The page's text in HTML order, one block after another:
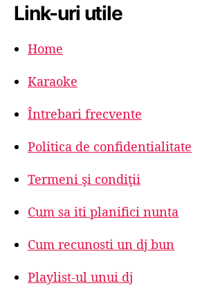
Link-uri utile
Home
Karaoke
Întrebari frecvente
Politica de confidentialitate
Termeni şi condiţii
Cum sa iti planifici nunta
Cum recunosti un dj bun
Playlist-ul unui dj